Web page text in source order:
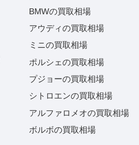
BMWの買取相場
アウディの買取相場
ミニの買取相場
ポルシェの買取相場
プジョーの買取相場
シトロエンの買取相場
アルファロメオの買取相場
ボルボの買取相場